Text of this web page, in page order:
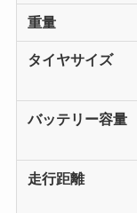
重量
タイヤサイズ
バッテリー容量
走行距離